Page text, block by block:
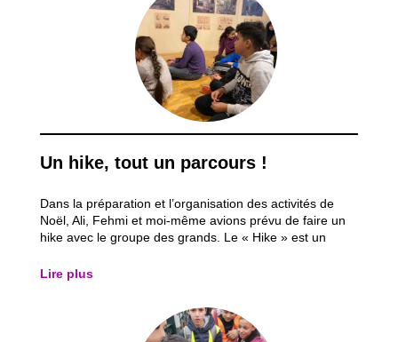
Un hike, tout un parcours !
Dans la préparation et l’organisation des activités de
Noël, Ali, Fehmi et moi-même avions prévu de faire un
hike avec le groupe des grands. Le « Hike » est un
C’est un travail assez conséquent et qui demande un
Lire plus